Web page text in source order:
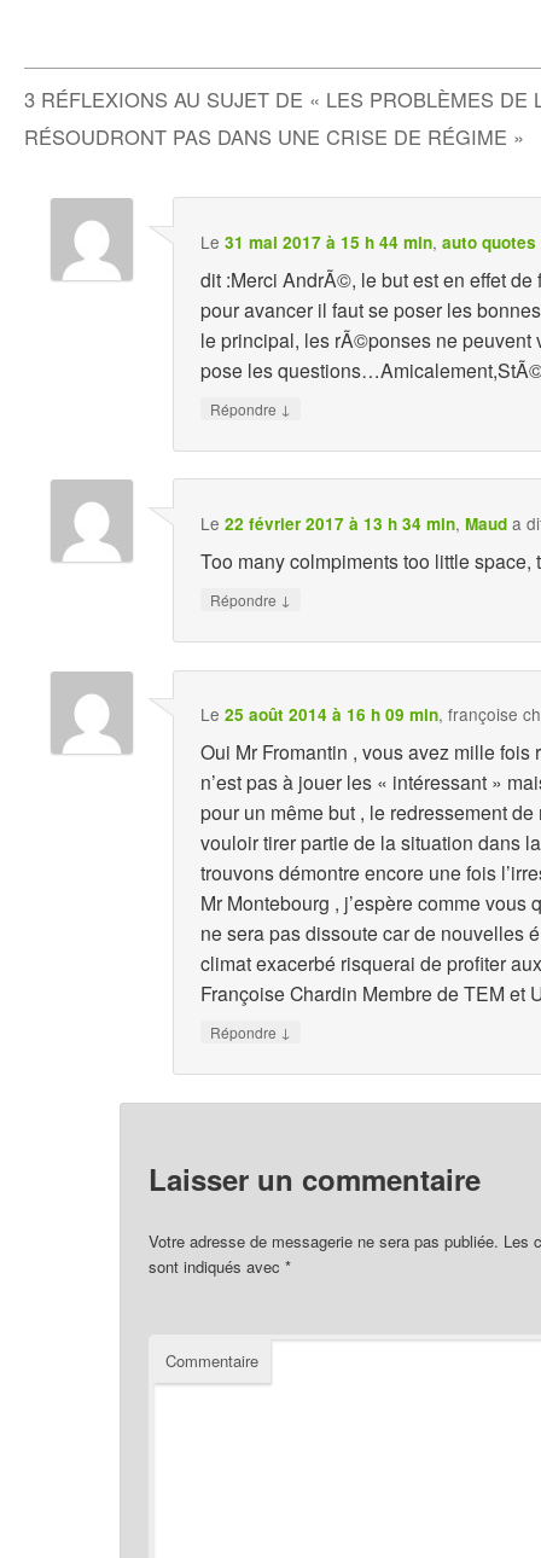
3 RÉFLEXIONS AU SUJET DE « LES PROBLÈMES DE
RÉSOUDRONT PAS DANS UNE CRISE DE RÉGIME »
Le31 mai 2017 à 15 h 44 min,auto quotes
dit :Merci AndrÃ©, le but est en effet
pour avancer il faut se poser les
le principal, les rÃ©ponses ne peuvent
pose les
Répondre ↓
Le22 février 2017 à 13 h 34 min,Maud a
Too many colmpiments too little space,
Répondre ↓
Le25 août 2014 à 16 h 09 min,françoise
Oui Mr Fromantin , vous avez mille fois
n’est pas à jouer les « intéressant »
pour un même but , le redressement de
vouloir tirer partie de la situation dans
trouvons démontre encore une fois
Mr Montebourg , j’espère comme vous
ne sera pas dissoute car de nouvelles
climat exacerbé risquerai de profiter
Françoise Chardin Membre de TEM et
Répondre ↓
Laisser un commentaire
Votre adresse de messagerie ne sera pas publiée. Les
sont indiqués avec *
Commentaire